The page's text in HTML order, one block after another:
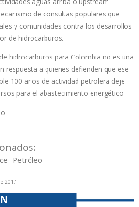
de consultas populares que
y comunidades contra los desarrollos
de hidrocarburos.
hidrocarburos para Colombia no es una
respuesta a quienes defienden que ese
100 años de actividad petrolera deje
para el abastecimiento energético.
Petróleo
2017